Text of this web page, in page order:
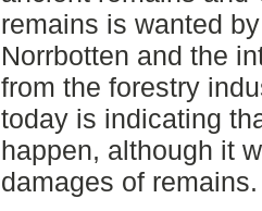
remains is wanted
Norrbotten and the
from the forestry
today is indicating
happen, although it
damages of remains.